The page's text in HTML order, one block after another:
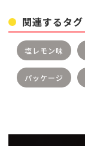
関連するタグ
塩レモン味
パッケージ